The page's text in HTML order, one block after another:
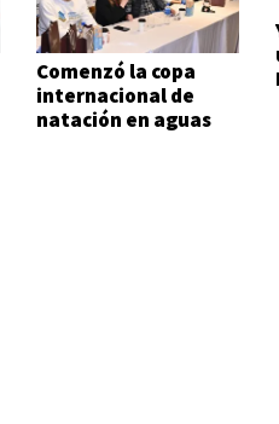
Comenzó la copa
internacional de
natación en aguas